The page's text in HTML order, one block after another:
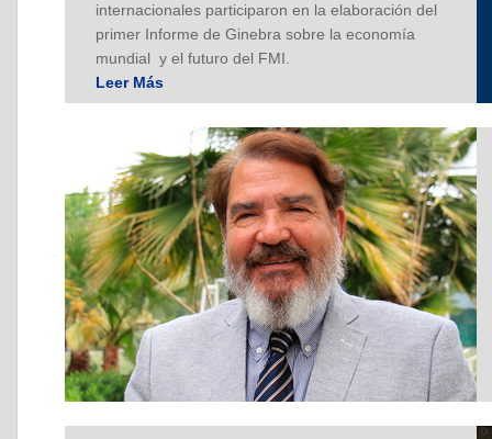
internacionales participaron en la elaboración del
primer Informe de Ginebra sobre la economía
mundial y el futuro del FMI.
Leer Más